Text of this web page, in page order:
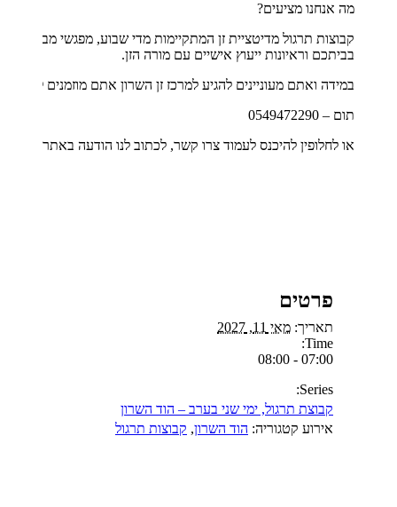
מה אנחנו מציעים?
בביתכם וראיונות ייעוץ אישיים עם מורה הזן.
במידה ואתם מעוניינים להגיע למרכז זן השרון אתם מוזמנים
תום – 0549472290
או לחלופין להיכנס לעמוד צרו קשר, לכתוב לנו הודעה באתר
פרטים
תאריך: מאי 11, 2027
Time:
07:00 - 08:00
Series:
קבוצת תרגול, ימי שני בערב – הוד השרון
אירוע קטגוריה: הוד השרון, קבוצות תרגול